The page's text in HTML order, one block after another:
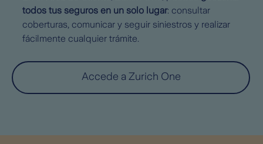
todos tus seguros en un solo lugar: consultar
coberturas, comunicar y seguir siniestros y realizar
fácilmente cualquier trámite.
Accede a Zurich One